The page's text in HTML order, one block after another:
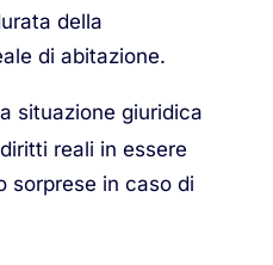
della
di abitazione.
situazione giuridica
reali in essere
sorprese in caso di